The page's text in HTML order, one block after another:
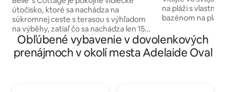
útočisko, ktoré sa nachádza na
súkromnej ceste s terasou s výhľadom
na výběhy, zatiaľ čo sa nachádza len 15
minút od Adelaide a v pešej vzdialenosti
od dedín Stirling A Aldgate.
Architektonická rekonštrukcia z roku
na pláži s
bazénom na
spálňami v
rodiny, skupiny
ktoré hľadajú
Obľúbené vybavenie v dovolenkových
prenájmoch v okolí mesta Adelaide Oval